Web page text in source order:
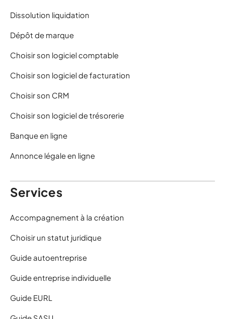
Dissolution liquidation
Dépôt de marque
Choisir son logiciel comptable
Choisir son logiciel de facturation
Choisir son CRM
Choisir son logiciel de trésorerie
Banque en ligne
Annonce légale en ligne
Services
Accompagnement à la création
Choisir un statut juridique
Guide autoentreprise
Guide entreprise individuelle
Guide EURL